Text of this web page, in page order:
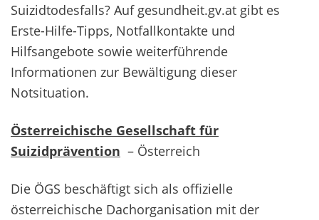
Suizidtodesfalls? Auf gesundheit.gv.at gibt es
Erste-Hilfe-Tipps, Notfallkontakte und
Hilfsangebote sowie weiterführende
Informationen zur Bewältigung dieser
Notsituation.
Österreichische Gesellschaft für
Suizidprävention – Österreich
Die ÖGS beschäftigt sich als offizielle
österreichische Dachorganisation mit der